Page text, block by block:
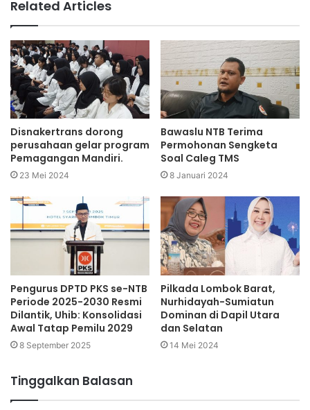
Related Articles
Disnakertrans dorong
perusahaan gelar program
Pemagangan Mandiri.
23 Mei 2024
Bawaslu NTB Terima
Permohonan Sengketa
Soal Caleg TMS
8 Januari 2024
Pengurus DPTD PKS se-NTB
Periode 2025-2030 Resmi
Dilantik, Uhib: Konsolidasi
Awal Tatap Pemilu 2029
8 September 2025
Pilkada Lombok Barat,
Nurhidayah-Sumiatun
Dominan di Dapil Utara
dan Selatan
14 Mei 2024
Tinggalkan Balasan